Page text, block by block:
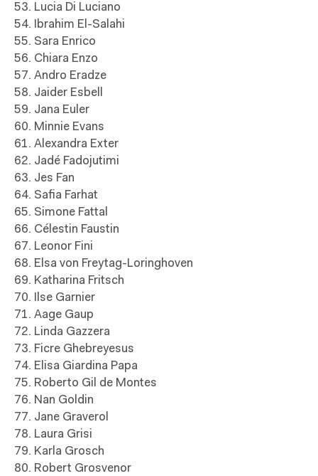
53. Lucia Di Luciano
54. Ibrahim El-Salahi
55. Sara Enrico
56. Chiara Enzo
57. Andro Eradze
58. Jaider Esbell
59. Jana Euler
60. Minnie Evans
61. Alexandra Exter
62. Jadé Fadojutimi
63. Jes Fan
64. Safia Farhat
65. Simone Fattal
66. Célestin Faustin
67. Leonor Fini
68. Elsa von Freytag-Loringhoven
69. Katharina Fritsch
70. Ilse Garnier
71. Aage Gaup
72. Linda Gazzera
73. Ficre Ghebreyesus
74. Elisa Giardina Papa
75. Roberto Gil de Montes
76. Nan Goldin
77. Jane Graverol
78. Laura Grisi
79. Karla Grosch
80. Robert Grosvenor